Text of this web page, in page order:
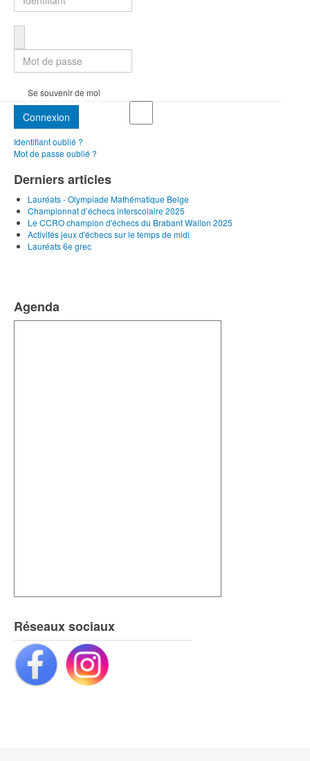
Se souvenir de moi
Connexion
Identifiant oublié ?
Mot de passe oublié ?
Derniers articles
Lauréats - Olympiade Mathématique Belge
Championnat d’échecs interscolaire 2025
Le CCRO champion d'échecs du Brabant Wallon 2025
Activités jeux d'échecs sur le temps de midi
Lauréats 6e grec
Agenda
Réseaux sociaux